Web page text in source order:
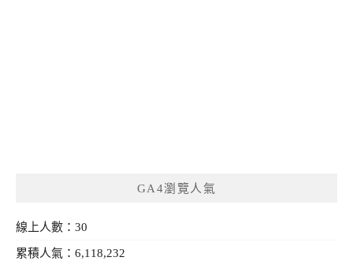
GA4瀏覽人氣
線上人數：30
累積人氣：6,118,232